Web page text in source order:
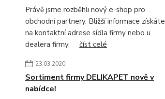
Právě jsme rozběhli nový e-shop pro
obchodní partnery. Bližší informace získáte
na kontaktní adrese sídla firmy nebo u
dealera firmy. číst celé
23.03.2020
Sortiment firmy DELIKAPET nově v
nabídce!